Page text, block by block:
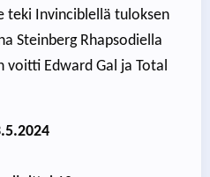
teki Invinciblellä tuloksen
Steinberg Rhapsodiella
voitti Edward Gal ja Total